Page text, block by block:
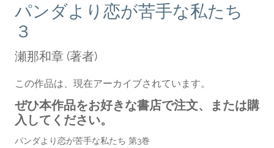
パンダより恋が苦手な私たち
３
瀬那和章 (著者)
この作品は、現在アーカイブされています。
ぜひ本作品をお好きな書店で注文、または購
入してください。
パンダより恋が苦手な私たち 第3巻